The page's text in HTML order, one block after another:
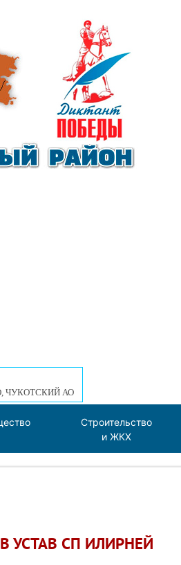
ЧУКОТСКИЙ АО
Строительство
и ЖКХ
УСТАВ СП ИЛИРНЕЙ